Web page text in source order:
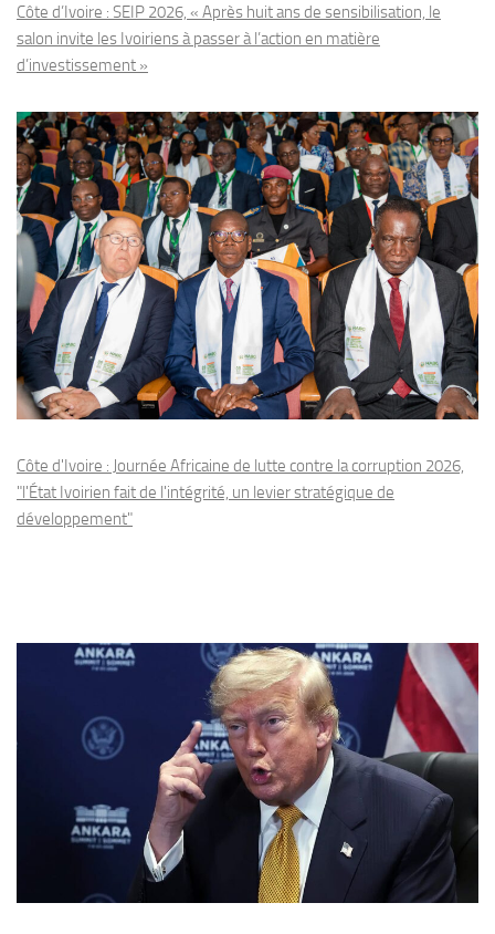
Côte d’Ivoire : SEIP 2026, « Après huit ans de sensibilisation, le
salon invite les Ivoiriens à passer à l’action en matière
d’investissement »
Côte d'Ivoire : Journée Africaine de lutte contre la corruption 2026,
"l'État Ivoirien fait de l'intégrité, un levier stratégique de
développement"